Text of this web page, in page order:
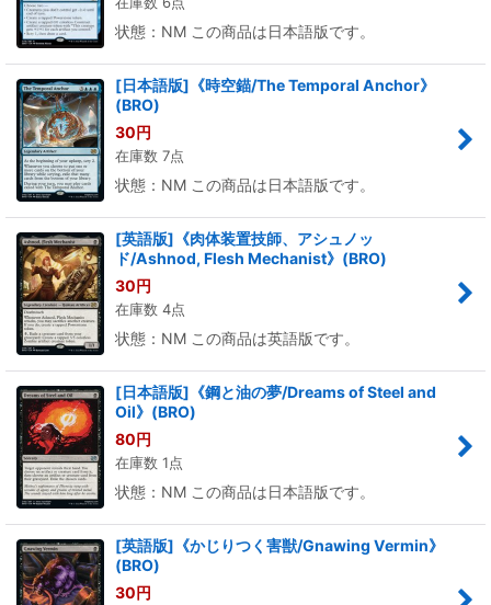
状態：NM この商品は日本語版です。
[日本語版]《時空錨/The Temporal Anchor》
(BRO)
30円
在庫数 7点
状態：NM この商品は日本語版です。
[英語版]《肉体装置技師、アシュノッ
ド/Ashnod, Flesh Mechanist》(BRO)
30円
在庫数 4点
状態：NM この商品は英語版です。
[日本語版]《鋼と油の夢/Dreams of Steel and
Oil》(BRO)
80円
在庫数 1点
状態：NM この商品は日本語版です。
[英語版]《かじりつく害獣/Gnawing Vermin》
(BRO)
30円